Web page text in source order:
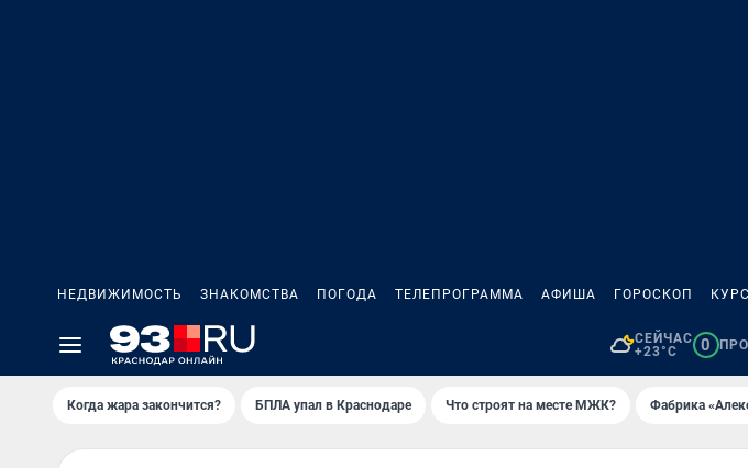
НЕДВИЖИМОСТЬ ЗНАКОМСТВА ПОГОДА ТЕЛЕПРОГРАММА АФИША ГОРОСКОП
СЕЙЧАС
+23°C
0
Когда жара закончится? БПЛА упал в Краснодаре Что строят на месте МЖК? Фабрика